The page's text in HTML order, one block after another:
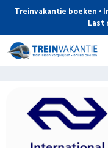
de
inhoud
Treinvakantie boeken •
Last